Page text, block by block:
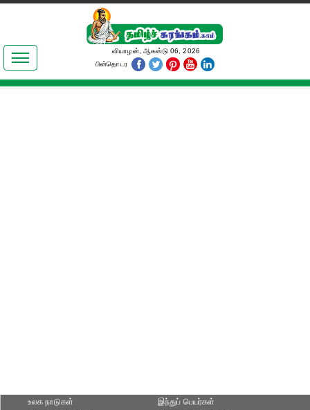
இலக்கியங்கள்
தமிழ் உலகம்
வியாழன், ஆகஸ்டு 06, 2026
பின்தொடர
உலக நாடுகள்
இந்துப் பெயர்கள்